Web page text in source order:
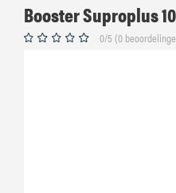
Booster Suproplus
0/5 (0